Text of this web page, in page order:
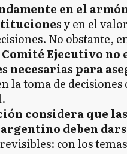
en el
s y en el
No obstante,
Ejecutivo no
necesarias para
la toma de decisiones
considera que
deben
con los